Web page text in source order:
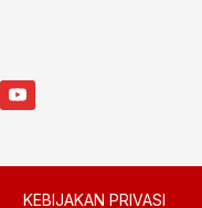
KEBIJAKAN PRIVASI